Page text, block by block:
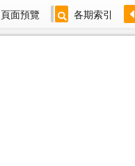
頁面預覽 各期索引